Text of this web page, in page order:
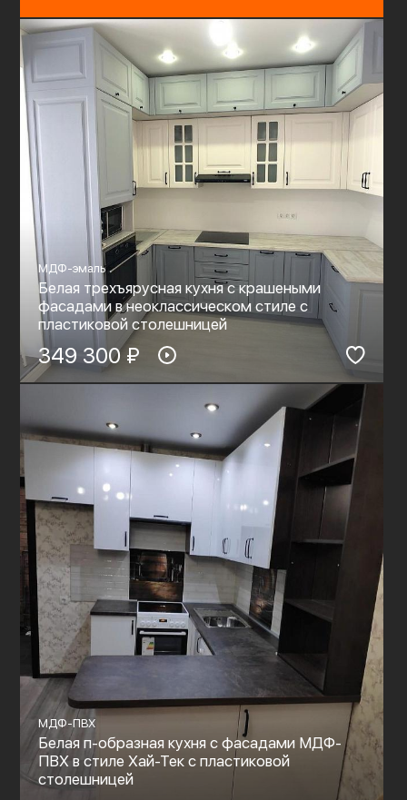
МДФ-эмаль
Белая трехъярусная кухня с крашеными
фасадами в неоклассическом стиле с
пластиковой столешницей
349 300 ₽
МДФ-ПВХ
Белая п-образная кухня с фасадами МДФ-
ПВХ в стиле Хай-Тек с пластиковой
столешницей